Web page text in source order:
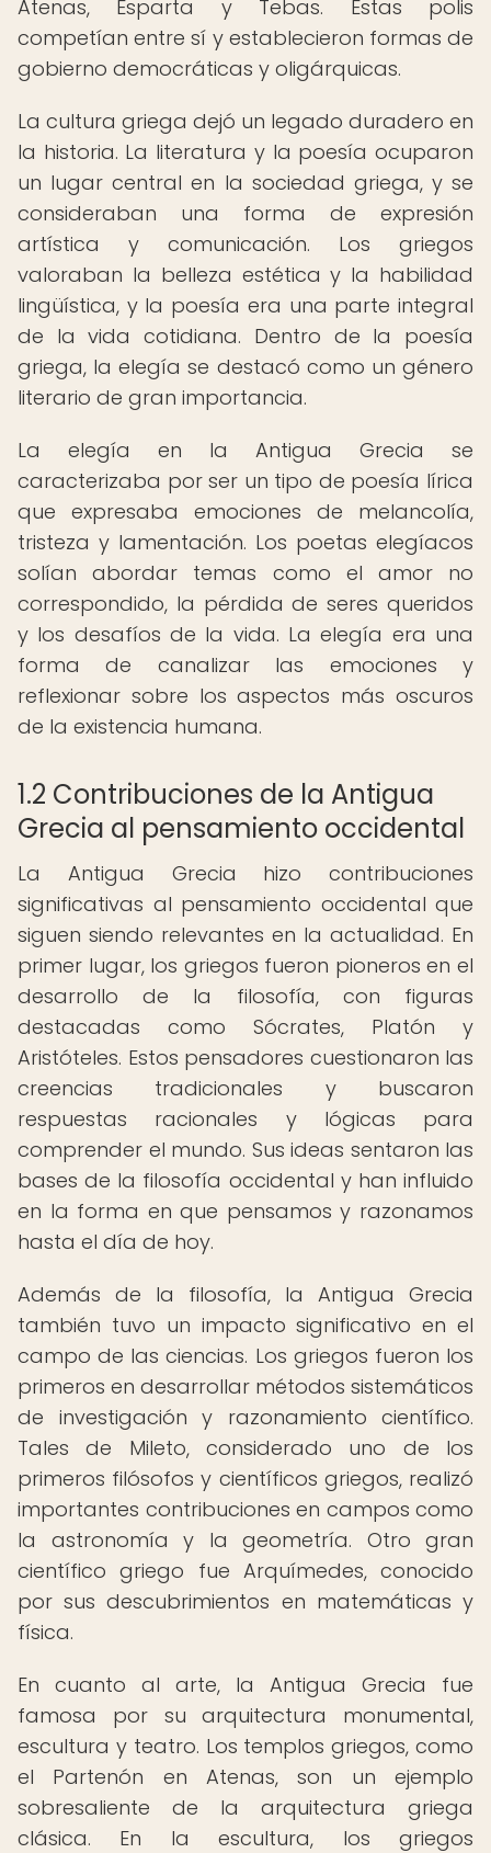
Atenas, Esparta y Tebas. Estas polis
competían entre sí y establecieron formas de
gobierno democráticas y oligárquicas.
La cultura griega dejó un legado duradero en
la historia. La literatura y la poesía ocuparon
un lugar central en la sociedad griega, y se
consideraban una forma de expresión
artística y comunicación. Los griegos
valoraban la belleza estética y la habilidad
lingüística, y la poesía era una parte integral
de la vida cotidiana. Dentro de la poesía
griega, la elegía se destacó como un género
literario de gran importancia.
La elegía en la Antigua Grecia se
caracterizaba por ser un tipo de poesía lírica
que expresaba emociones de melancolía,
tristeza y lamentación. Los poetas elegíacos
solían abordar temas como el amor no
correspondido, la pérdida de seres queridos
y los desafíos de la vida. La elegía era una
forma de canalizar las emociones y
reflexionar sobre los aspectos más oscuros
de la existencia humana.
1.2 Contribuciones de la Antigua
Grecia al pensamiento occidental
La Antigua Grecia hizo contribuciones
significativas al pensamiento occidental que
siguen siendo relevantes en la actualidad. En
primer lugar, los griegos fueron pioneros en el
desarrollo de la filosofía, con figuras
destacadas como Sócrates, Platón y
Aristóteles. Estos pensadores cuestionaron las
creencias tradicionales y buscaron
respuestas racionales y lógicas para
comprender el mundo. Sus ideas sentaron las
bases de la filosofía occidental y han influido
en la forma en que pensamos y razonamos
hasta el día de hoy.
Además de la filosofía, la Antigua Grecia
también tuvo un impacto significativo en el
campo de las ciencias. Los griegos fueron los
primeros en desarrollar métodos sistemáticos
de investigación y razonamiento científico.
Tales de Mileto, considerado uno de los
primeros filósofos y científicos griegos, realizó
importantes contribuciones en campos como
la astronomía y la geometría. Otro gran
científico griego fue Arquímedes, conocido
por sus descubrimientos en matemáticas y
física.
En cuanto al arte, la Antigua Grecia fue
famosa por su arquitectura monumental,
escultura y teatro. Los templos griegos, como
el Partenón en Atenas, son un ejemplo
sobresaliente de la arquitectura griega
clásica. En la escultura, los griegos